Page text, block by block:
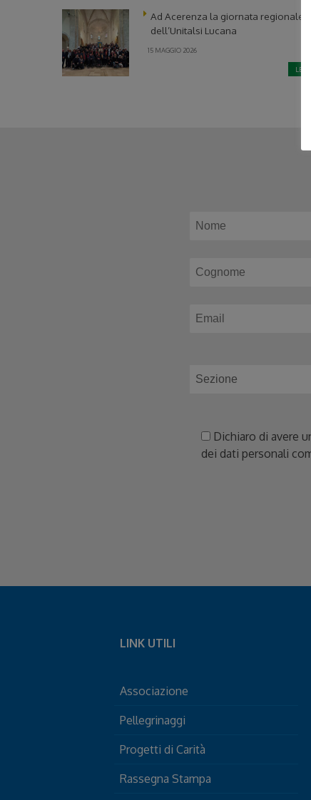
Ad Acerenza la giornata regionale
dell’Unitalsi Lucana
LEGGI
15 MAGGIO 2026
Dichiaro di avere
dei dati personali
LINK UTILI
Associazione
Pellegrinaggi
Progetti di Carità
Rassegna Stampa